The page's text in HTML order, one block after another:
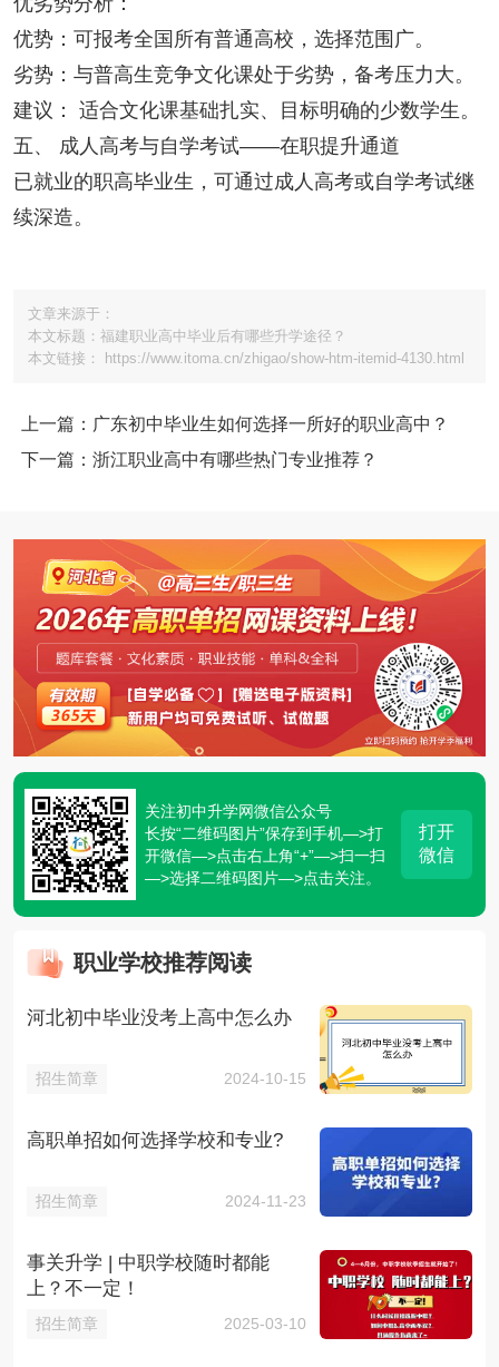
优势：可报考全国所有普通高校，选择范围广。
劣势：与普高生竞争文化课处于劣势，备考压力大。
建议： 适合文化课基础扎实、目标明确的少数学生。
五、 成人高考与自学考试——在职提升通道
已就业的职高毕业生，可通过成人高考或自学考试继
续深造。
文章来源于：
本文标题：福建职业高中毕业后有哪些升学途径？
本文链接： https://www.itoma.cn/zhigao/show-htm-itemid-4130.html
上一篇：广东初中毕业生如何选择一所好的职业高中？
下一篇：浙江职业高中有哪些热门专业推荐？
关注初中升学网微信公众号
长按“二维码图片”保存到手机—>打
开微信—>点击右上角“+”—>扫一扫
—>选择二维码图片—>点击关注。
打开
微信
职业学校推荐阅读
河北初中毕业没考上高中怎么办
招生简章 2024-10-15
高职单招如何选择学校和专业?
招生简章 2024-11-23
事关升学 | 中职学校随时都能
上？不一定！
招生简章 2025-03-10